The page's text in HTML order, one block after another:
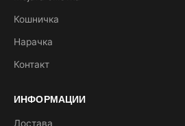
Кошничка
Нарачка
Контакт
ИНФОРМАЦИИ
Достава